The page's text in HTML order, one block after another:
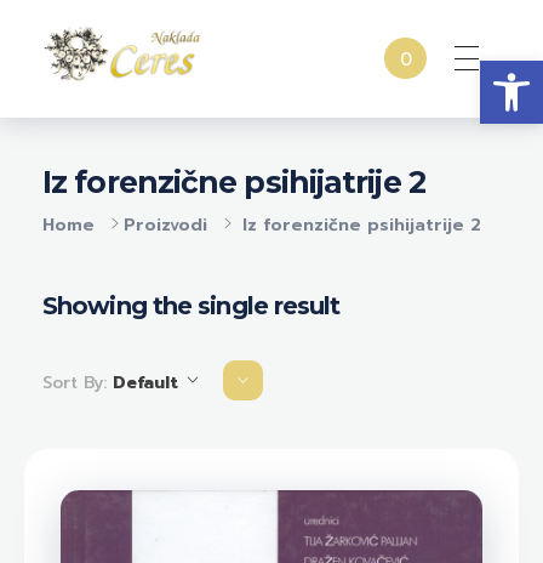
0
Home Proizvodi Iz forenzične psihijatrije 2
Iz forenzične psihijatrije 2
Showing the single result
Sort By: Default